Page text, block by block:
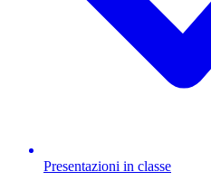
Presentazioni in classe